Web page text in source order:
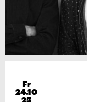
Fr
24.10
25